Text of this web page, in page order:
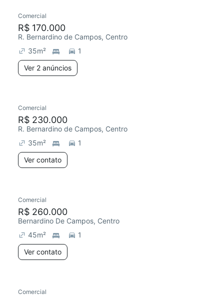
Comercial
R$ 170.000
R. Bernardino de Campos, Centro
35m²
1
Ver 2 anúncios
Comercial
R$ 230.000
R. Bernardino de Campos, Centro
35m²
1
Ver contato
Comercial
R$ 260.000
Bernardino De Campos, Centro
45m²
1
Ver contato
Comercial